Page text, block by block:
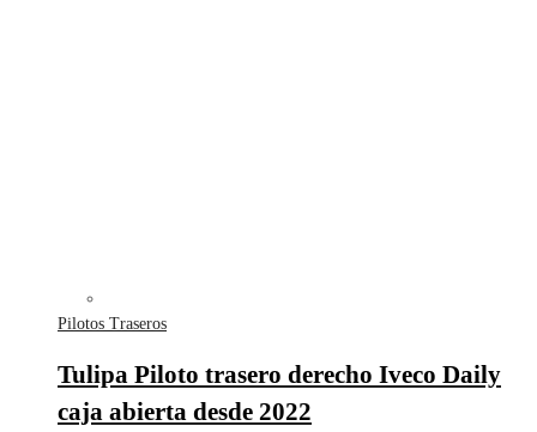
Pilotos Traseros
Tulipa Piloto trasero derecho Iveco Daily
caja abierta desde 2022